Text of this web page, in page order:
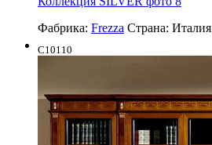
Фабрика: Frezza Страна: Италия
C10110